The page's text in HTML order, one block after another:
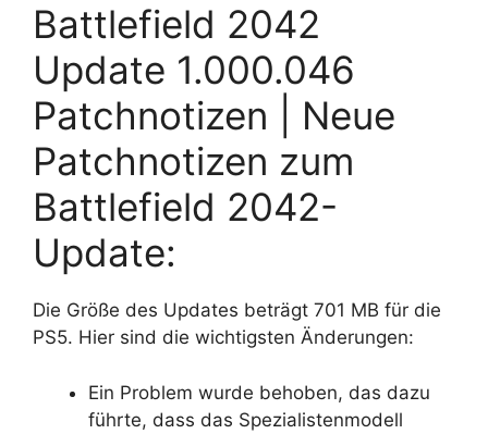
Battlefield 2042
Update 1.000.046
Patchnotizen | Neue
Patchnotizen zum
Battlefield 2042-
Update:
Die Größe des Updates beträgt 701 MB für die
PS5. Hier sind die wichtigsten Änderungen:
Ein Problem wurde behoben, das dazu
führte, dass das Spezialistenmodell